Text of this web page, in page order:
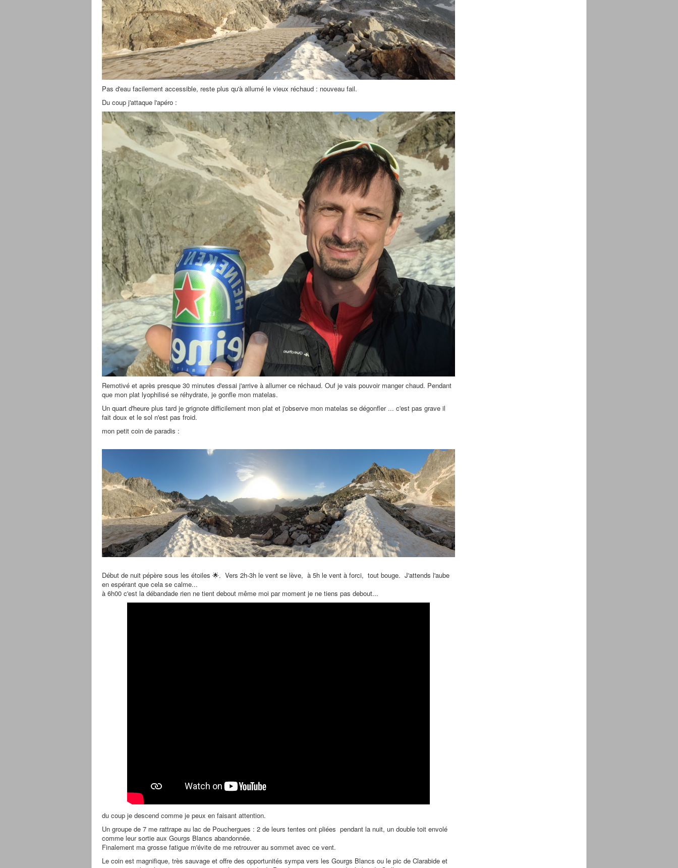
Pas d'eau facilement accessible, reste plus qu'à allumé le vieux réchaud : nouveau fail.
Du coup j'attaque l'apéro :
Remotivé et après presque 30 minutes d'essai j'arrive à allumer ce réchaud. Ouf je vais pouvoir manger chaud. Pendant
que mon plat lyophilisé se réhydrate, je gonfle mon matelas.
Un quart d'heure plus tard je grignote difficilement mon plat et j'observe mon matelas se dégonfler ... c'est pas grave il
fait doux et le sol n'est pas froid.
mon petit coin de paradis :
Début de nuit pépère sous les étoiles 🌟. Vers 2h-3h le vent se lève, à 5h le vent à forci, tout bouge. J'attends l'aube
en espérant que cela se calme...
à 6h00 c'est la débandade rien ne tient debout même moi par moment je ne tiens pas debout...
du coup je descend comme je peux en faisant attention.
Un groupe de 7 me rattrape au lac de Pouchergues : 2 de leurs tentes ont pliées pendant la nuit, un double toit envolé
comme leur sortie aux Gourgs Blancs abandonnée.
Finalement ma grosse fatigue m'évite de me retrouver au sommet avec ce vent.
Le coin est magnifique, très sauvage et offre des opportunités sympa vers les Gourgs Blancs ou le pic de Clarabide et